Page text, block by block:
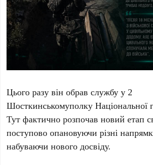
Цього разу він обрав службу у 2
Шосткинськомуполку Національної
Тут фактично розпочав новий етап
поступово опановуючи різні
набуваючи нового досвіду.